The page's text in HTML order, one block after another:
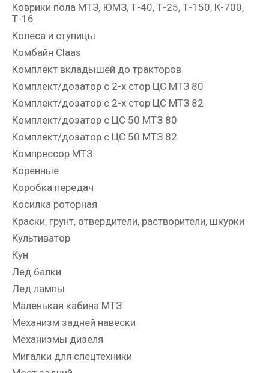
Коврики пола МТЗ, ЮМЗ, Т-40, Т-25, Т-150, К-700,
Т-16
Колеса и ступицы
Комбайн Claas
Комплект вкладышей до тракторов
Комплект/дозатор с 2-х стор ЦС МТЗ 80
Комплект/дозатор с 2-х стор ЦС МТЗ 82
Комплект/дозатор с ЦС 50 МТЗ 80
Комплект/дозатор с ЦС 50 МТЗ 82
Компрессор МТЗ
Коренные
Коробка передач
Косилка роторная
Краски, грунт, отвердители, растворители, шкурки
Культиватор
Кун
Лед балки
Лед лампы
Маленькая кабина МТЗ
Механизм задней навески
Механизмы дизеля
Мигалки для спецтехники